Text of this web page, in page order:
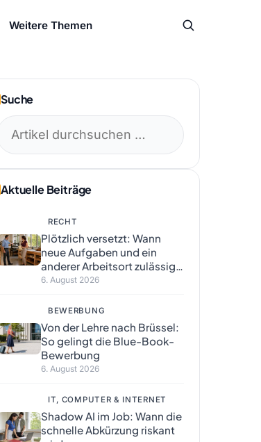
Weitere Themen
Suche
Aktuelle Beiträge
RECHT
Plötzlich versetzt: Wann
neue Aufgaben und ein
anderer Arbeitsort zulässig
sind
6. August 2026
BEWERBUNG
Von der Lehre nach Brüssel:
So gelingt die Blue-Book-
Bewerbung
6. August 2026
IT, COMPUTER & INTERNET
Shadow AI im Job: Wann die
schnelle Abkürzung riskant